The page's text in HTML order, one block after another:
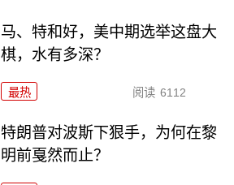
马、特和好，美中期选举这盘大
棋，水有多深？
最热 阅读 6112
特朗普对波斯下狠手，为何在黎
明前戛然而止？